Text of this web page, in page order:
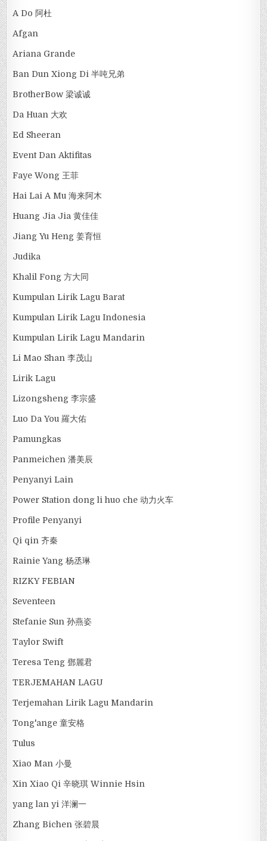
A Do 阿杜
Afgan
Ariana Grande
Ban Dun Xiong Di 半吨兄弟
BrotherBow 梁诚诚
Da Huan 大欢
Ed Sheeran
Event Dan Aktifitas
Faye Wong 王菲
Hai Lai A Mu 海来阿木
Huang Jia Jia 黄佳佳
Jiang Yu Heng 姜育恒
Judika
Khalil Fong 方大同
Kumpulan Lirik Lagu Barat
Kumpulan Lirik Lagu Indonesia
Kumpulan Lirik Lagu Mandarin
Li Mao Shan 李茂山
Lirik Lagu
Lizongsheng 李宗盛
Luo Da You 羅大佑
Pamungkas
Panmeichen 潘美辰
Penyanyi Lain
Power Station dong li huo che 动力火车
Profile Penyanyi
Qi qin 齐秦
Rainie Yang 杨丞琳
RIZKY FEBIAN
Seventeen
Stefanie Sun 孙燕姿
Taylor Swift
Teresa Teng 鄧麗君
TERJEMAHAN LAGU
Terjemahan Lirik Lagu Mandarin
Tong'ange 童安格
Tulus
Xiao Man 小曼
Xin Xiao Qi 辛晓琪 Winnie Hsin
yang lan yi 洋澜一
Zhang Bichen 张碧晨